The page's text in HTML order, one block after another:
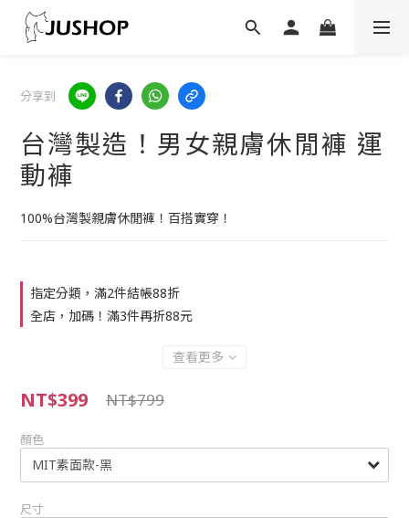
分享到
台灣製造！男女親膚休閒褲 運
動褲
100%台灣製親膚休閒褲！百搭實穿！
指定分類，滿2件結帳88折
全店，加碼！滿3件再折88元
查看更多
NT$399 NT$799
顏色
尺寸